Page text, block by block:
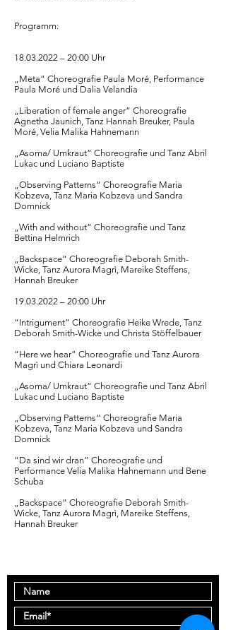
Programm:
18.03.2022 – 20:00 Uhr
„Meta“ Choreografie Paula Moré, Performance
Paula Moré und Dalia Velandia
„Liberation of female anger“ Choreografie
Agnetha Jaunich, Tanz Hannah Breuker, Paula
Moré, Velia Malika Hahnemann
„Asoma/ Umkraut“ Choreografie und Tanz Abril
Lukac und Luciano Baptiste
„Observing Patterns“ Choreografie Maria
Kobzeva, Tanz Maria Kobzeva und Sandra
Domnick
„With and without“ Choreografie und Tanz
Bettina Helmrich
„Backspace“ Choreografie Deborah Smith-
Wicke, Tanz Aurora Magrì, Mareike Steffens,
Hannah Breuker
19.03.2022 – 20:00 Uhr
“Intrigument” Choreografie Heike Wrede, Tanz
Deborah Smith-Wicke und Christa Stöffelbauer
“Here we hear” Choreografie und Tanz Aurora
Magrì und Chiara Leonardi
„Asoma/ Umkraut“ Choreografie und Tanz Abril
Lukac und Luciano Baptiste
„Observing Patterns“ Choreografie Maria
Kobzeva, Tanz Maria Kobzeva und Sandra
Domnick
“Da sind wir dran” Choreografie und
Performance Velia Malika Hahnemann und Bene
Schuba
„Backspace“ Choreografie Deborah Smith-
Wicke, Tanz Aurora Magrì, Mareike Steffens,
Hannah Breuker